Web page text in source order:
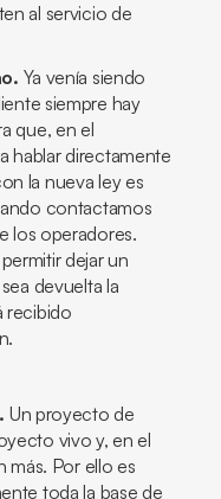
al servicio de
Ya venía siendo
siempre hay
que, en el
hablar directamente
la nueva ley es
contactamos
los operadores.
dejar un
devuelta la
recibido
Un proyecto de
vivo y, en el
más. Por ello es
toda la base de